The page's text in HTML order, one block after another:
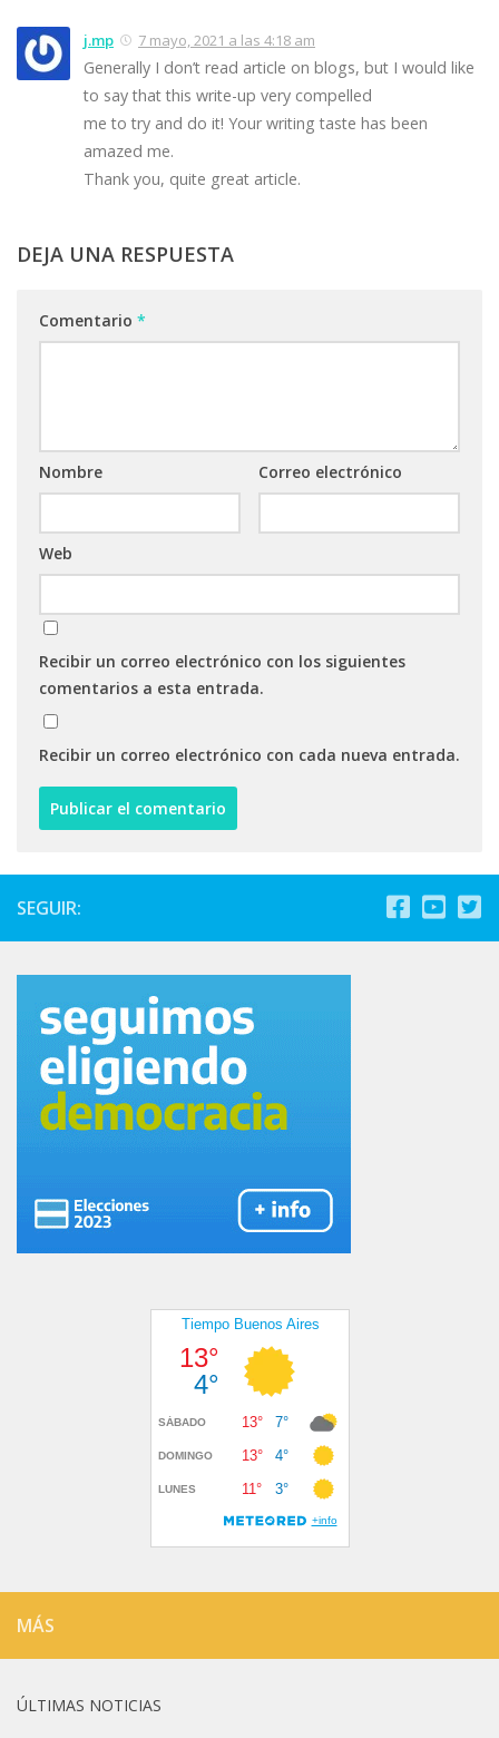
j.mp 7 mayo, 2021 a las 4:18 am
Generally I don’t read article on blogs, but I would like
to say that this write-up very compelled
me to try and do it! Your writing taste has been
amazed me.
Thank you, quite great article.
DEJA UNA RESPUESTA
Comentario *
Nombre Correo electrónico
Web
Recibir un correo electrónico con los siguientes
comentarios a esta entrada.
Recibir un correo electrónico con cada nueva entrada.
SEGUIR:
MÁS
ÚLTIMAS NOTICIAS